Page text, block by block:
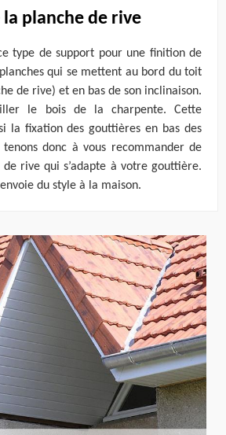
planche de rive
type de support pour une finition de
qui se mettent au bord du toit
de rive) et en bas de son inclinaison.
le bois de la charpente. Cette
la fixation des gouttières en bas des
donc à vous recommander de
rive qui s’adapte à votre gouttière.
du style à la maison.